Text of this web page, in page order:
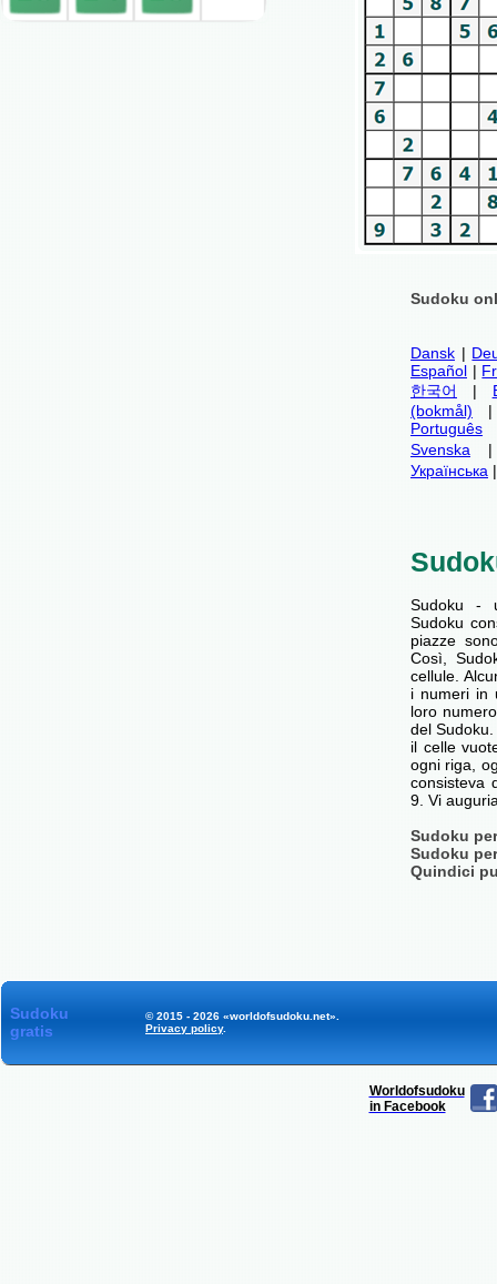
Sudoku
Dansk |
Español |
한국어
|
(bokmål)
Português
Svenska
Українська
Sudoku -
Sudoku
piazze
Così,
cellule.
i numeri in
loro
del
il celle
ogni riga,
consisteva
9. Vi
Sudoku
Sudoku
Quindici
Sudoku
gratis
© 2015 - 2026 «worldofsudoku.net».
Privacy policy.
Worldofsudoku
in Facebook